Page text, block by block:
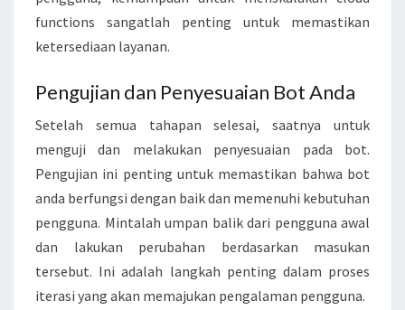
functions sangatlah penting untuk memastikan
ketersediaan layanan.
Pengujian dan Penyesuaian Bot Anda
Setelah semua tahapan selesai, saatnya untuk
menguji dan melakukan penyesuaian pada bot.
Pengujian ini penting untuk memastikan bahwa bot
anda berfungsi dengan baik dan memenuhi kebutuhan
pengguna. Mintalah umpan balik dari pengguna awal
dan lakukan perubahan berdasarkan masukan
tersebut. Ini adalah langkah penting dalam proses
iterasi yang akan memajukan pengalaman pengguna.